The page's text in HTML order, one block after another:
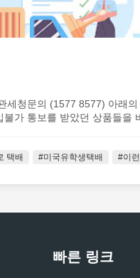
세청문의 (1577 8577) 아래의
가 통보를 받았던 상품들을
택배 #미국유학생택배 #이
빠른 링크